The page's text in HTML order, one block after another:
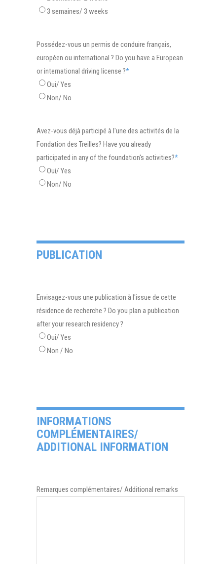
3 semaines/ 3 weeks
Possédez-vous un permis de conduire français,
européen ou international ? Do you have a European
or international driving license ?*
Oui/ Yes
Non/ No
Avez-vous déjà participé à l'une des activités de la
Fondation des Treilles? Have you already
participated in any of the foundation's activities?*
Oui/ Yes
Non/ No
PUBLICATION
Envisagez-vous une publication à l'issue de cette
résidence de recherche ? Do you plan a publication
after your research residency ?
Oui/ Yes
Non / No
INFORMATIONS
COMPLÉMENTAIRES/
ADDITIONAL INFORMATION
Remarques complémentaires/ Additional remarks